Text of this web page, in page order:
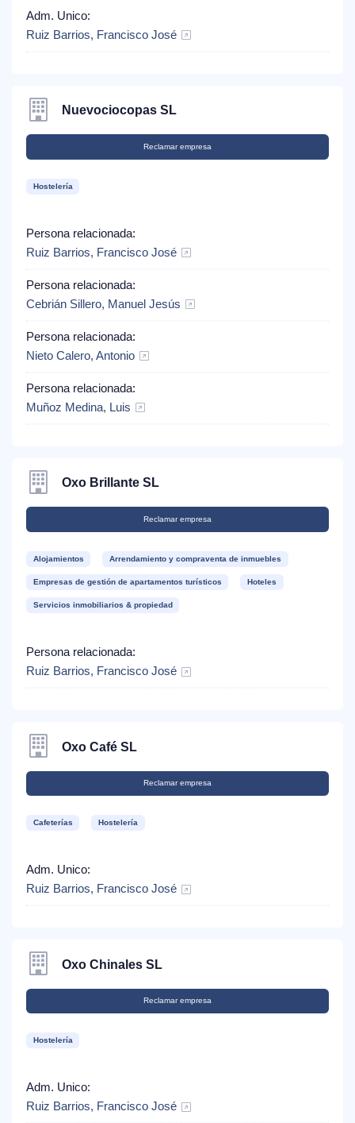
Adm. Unico:
Ruiz Barrios, Francisco José
Nuevociocopas SL
Reclamar empresa
Hostelería
Persona relacionada:
Ruiz Barrios, Francisco José
Persona relacionada:
Cebrián Sillero, Manuel Jesús
Persona relacionada:
Nieto Calero, Antonio
Persona relacionada:
Muñoz Medina, Luis
Oxo Brillante SL
Reclamar empresa
Alojamientos Arrendamiento y compraventa de inmuebles
Empresas de gestión de apartamentos turísticos Hoteles
Servicios inmobiliarios & propiedad
Persona relacionada:
Ruiz Barrios, Francisco José
Oxo Café SL
Reclamar empresa
Cafeterías Hostelería
Adm. Unico:
Ruiz Barrios, Francisco José
Oxo Chinales SL
Reclamar empresa
Hostelería
Adm. Unico:
Ruiz Barrios, Francisco José